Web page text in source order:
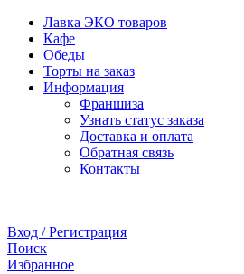
Лавка ЭКО товаров
Кафе
Обеды
Торты на заказ
Информация
Франшиза
Узнать статус заказа
Доставка и оплата
Обратная связь
Контакты
Вход / Регистрация
Поиск
Избранное